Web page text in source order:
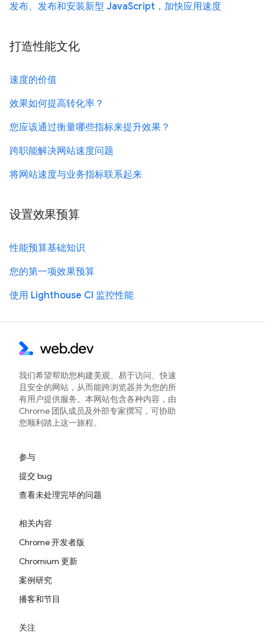
发布、发布和安装新型 JavaScript，加快应用速度
打造性能文化
速度的价值
效果如何提高转化率？
您应该通过衡量哪些指标来提升效果？
跨职能解决网站速度问题
将网站速度与业务指标联系起来
设置效果预算
性能预算基础知识
您的第一项效果预算
使用 Lighthouse CI 监控性能
我们希望帮助您构建美观、易于访问、快速
且安全的网站，从而能跨浏览器并为您的所
有用户提供服务。本网站包含各种内容，由
Chrome 团队成员及外部专家撰写，可协助
您顺利踏上这一旅程。
参与
提交 bug
查看未处理完毕的问题
相关内容
Chrome 开发者版
Chromium 更新
案例研究
播客和节目
关注